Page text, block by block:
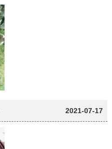
2021-07-17